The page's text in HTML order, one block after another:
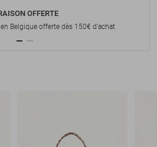
OFFERTE
Belgique offerte dès 150€ d'achat